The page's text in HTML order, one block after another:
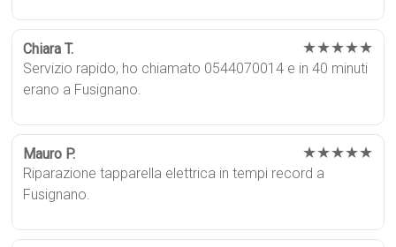
Chiara T. ★★★★★
Servizio rapido, ho chiamato 0544070014 e in 40 minuti
erano a Fusignano.
Mauro P. ★★★★★
Riparazione tapparella elettrica in tempi record a
Fusignano.